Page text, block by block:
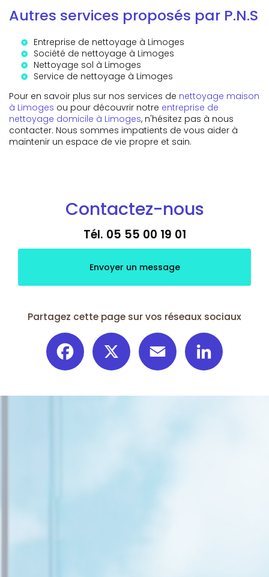
Autres services proposés par P.N.S
Entreprise de nettoyage à Limoges
Société de nettoyage à Limoges
Nettoyage sol à Limoges
Service de nettoyage à Limoges
Pour en savoir plus sur nos services de nettoyage maison
à Limoges ou pour découvrir notre entreprise de
nettoyage domicile à Limoges, n'hésitez pas à nous
contacter. Nous sommes impatients de vous aider à
maintenir un espace de vie propre et sain.
Contactez-nous
Tél. 05 55 00 19 01
Envoyer un message
Partagez cette page sur vos réseaux sociaux
Facebook Email